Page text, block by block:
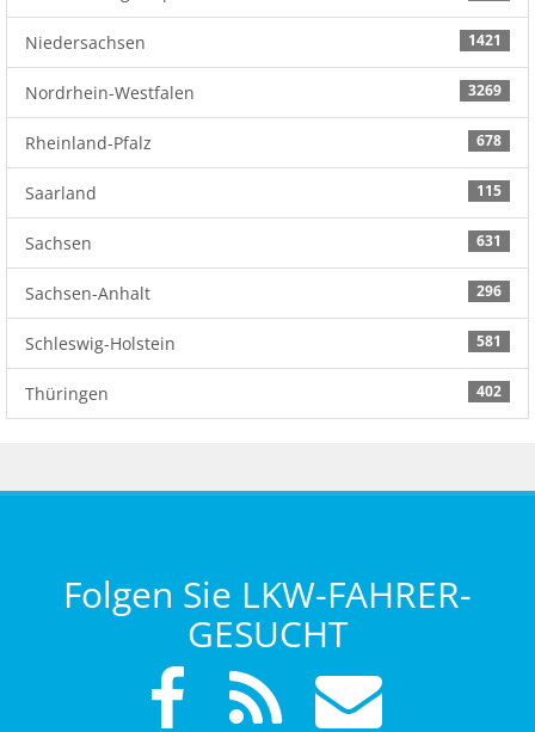
1421
Niedersachsen
3269
Nordrhein-Westfalen
678
Rheinland-Pfalz
115
Saarland
631
Sachsen
296
Sachsen-Anhalt
581
Schleswig-Holstein
402
Thüringen
Folgen Sie LKW-FAHRER-
GESUCHT